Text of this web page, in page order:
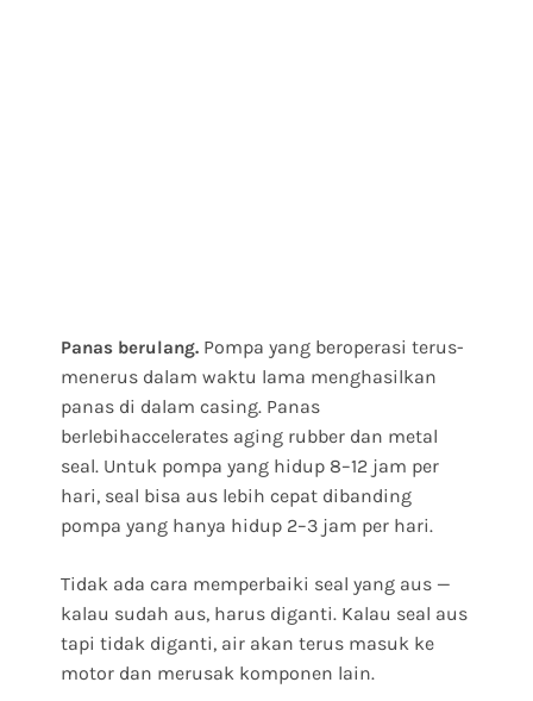
Panas berulang. Pompa yang beroperasi terus-
menerus dalam waktu lama menghasilkan
panas di dalam casing. Panas
berlebihaccelerates aging rubber dan metal
seal. Untuk pompa yang hidup 8–12 jam per
hari, seal bisa aus lebih cepat dibanding
pompa yang hanya hidup 2–3 jam per hari.
Tidak ada cara memperbaiki seal yang aus —
kalau sudah aus, harus diganti. Kalau seal aus
tapi tidak diganti, air akan terus masuk ke
motor dan merusak komponen lain.